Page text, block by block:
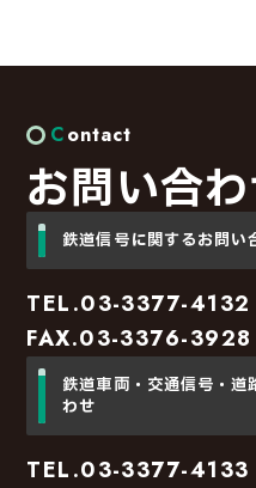
お問い合
鉄道信号に関するお問い
TEL.03-3377-4132
FAX.03-3376-3928
鉄道車両・交通信号・道
わせ
TEL.03-3377-4133